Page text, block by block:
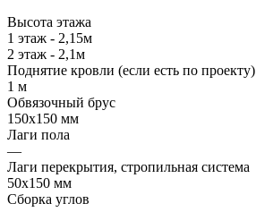
Высота этажа
1 этаж - 2,15м
2 этаж - 2,1м
Поднятие кровли (если есть по проекту)
1 м
Обвязочный брус
150х150 мм
Лаги пола
—
Лаги перекрытия, стропильная система
50х150 мм
Сборка углов